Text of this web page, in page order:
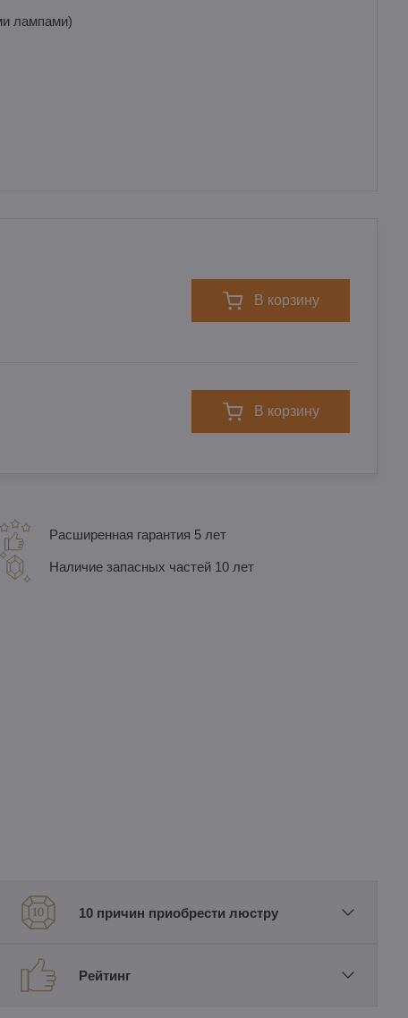
лампами)
в корзину
в корзину
Расширенная гарантия 5 лет
Наличие запасных частей 10 лет
10 причин приобрести люстру
Рейтинг